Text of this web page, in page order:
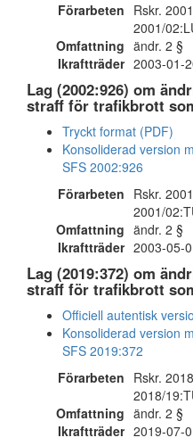
Förarbeten Rskr.
2001/
Omfattning ändr. 2 §
Ikraftträder 2003-01-
Lag (2002:926) om
straff för trafikbrott
Tryckt format (PDF)
Konsoliderad version
SFS 2002:926
Förarbeten Rskr.
2001/
Omfattning ändr. 2 §
Ikraftträder 2003-05-
Lag (2019:372) om
straff för trafikbrott
Officiell autentisk
Konsoliderad version
SFS 2019:372
Förarbeten Rskr.
2018/
Omfattning ändr. 2 §
Ikraftträder 2019-07-